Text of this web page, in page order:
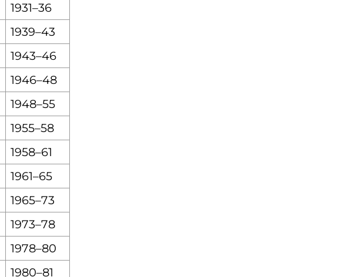
1931–36
1939–43
1943–46
1946–48
1948–55
1955–58
1958–61
1961–65
1965–73
1973–78
1978–80
1980–81